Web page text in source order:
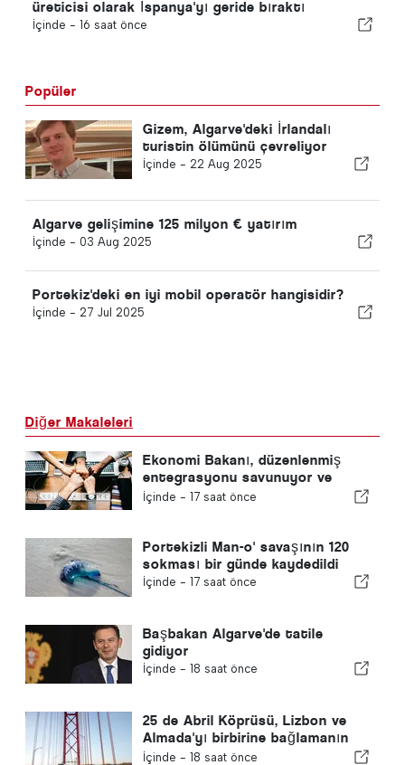
üreticisi olarak İspanya'yı geride bıraktı
İçinde - 16 saat önce
Popüler
Gizem, Algarve'deki İrlandalı
turistin ölümünü çevreliyor
İçinde - 22 Aug 2025
Algarve gelişimine 125 milyon € yatırım
İçinde - 03 Aug 2025
Portekiz'deki en iyi mobil operatör hangisidir?
İçinde - 27 Jul 2025
Diğer Makaleleri
Ekonomi Bakanı, düzenlenmiş
entegrasyonu savunuyor ve
göçmenler için hızlı bir kanal
İçinde - 17 saat önce
Portekizli Man-o' savaşının 120
sokması bir günde kaydedildi
İçinde - 17 saat önce
Başbakan Algarve'de tatile
gidiyor
İçinde - 18 saat önce
25 de Abril Köprüsü, Lizbon ve
Almada'yı birbirine bağlamanın
60. yılını kutluyor
İçinde - 18 saat önce